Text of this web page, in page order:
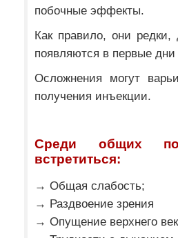
побочные эффекты.
Как правило, они редки,
появляются в первые
Осложнения могут
получения инъекции.
Среди общих
встретиться:
→ Общая слабость;
→ Раздвоение зрения
→ Опущение верхнего